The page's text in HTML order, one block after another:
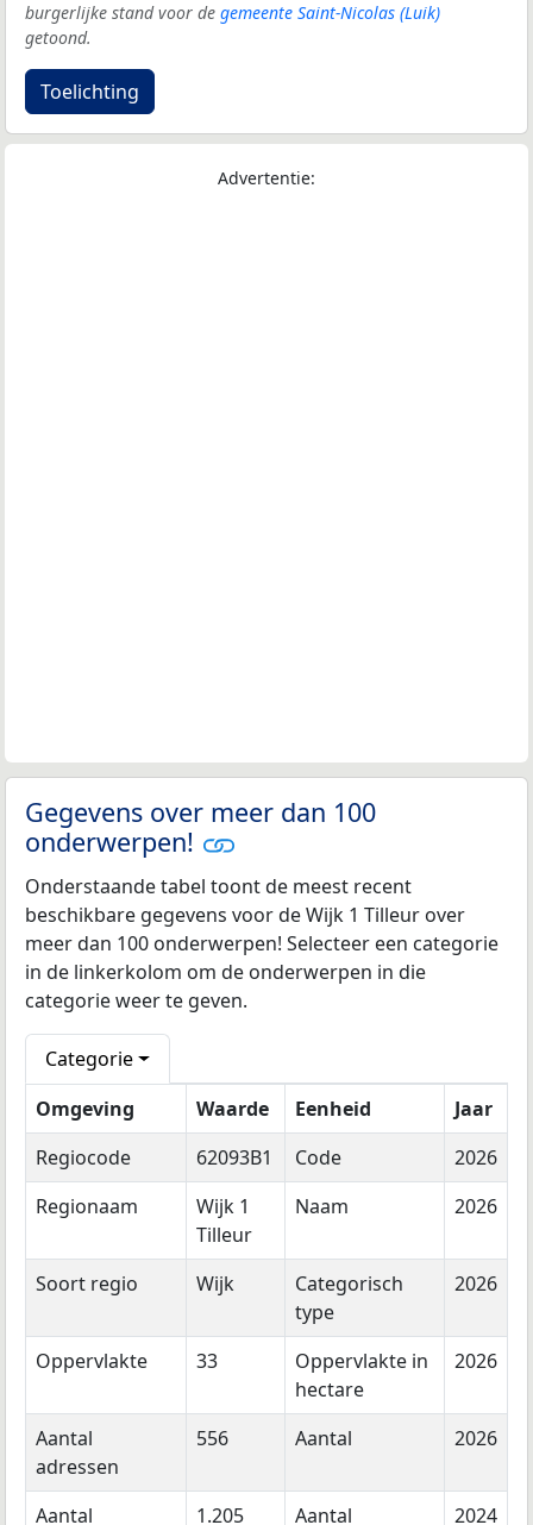
burgerlijke stand voor de gemeente Saint-Nicolas (Luik)
getoond.
Toelichting
Advertentie:
Gegevens over meer dan 100
onderwerpen!
Onderstaande tabel toont de meest recent
beschikbare gegevens voor de Wijk 1 Tilleur over
meer dan 100 onderwerpen! Selecteer een categorie
in de linkerkolom om de onderwerpen in die
categorie weer te geven.
Categorie
Omgeving
Waarde Eenheid
Jaar
Regiocode
62093B1 Code
2026
Regionaam
Wijk 1
Tilleur
Naam 2026
Soort regio Wijk
Categorisch
type
2026
Oppervlakte 33
Oppervlakte in
hectare
2026
Aantal
adressen
556 Aantal 2026
Aantal 1.205 Aantal 2024